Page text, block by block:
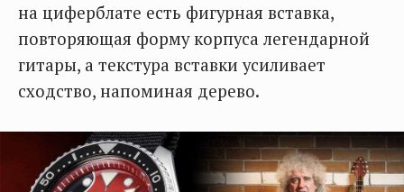
на циферблате есть фигурная вставка,
повторяющая форму корпуса легендарной
гитары, а текстура вставки усиливает
сходство, напоминая дерево.